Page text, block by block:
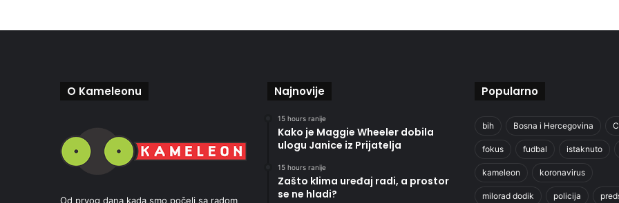
O Kameleonu
Od prvog dana kada smo počeli sa radom
Najnovije
15 hours ranije
Kako je Maggie Wheeler dobila
ulogu Janice iz Prijatelja
15 hours ranije
Zašto klima uređaj radi, a prostor
se ne hladi?
Popularno
bih Bosna i Hercegovina
fokus fudbal istaknuto
kameleon koronavirus
milorad dodik policija